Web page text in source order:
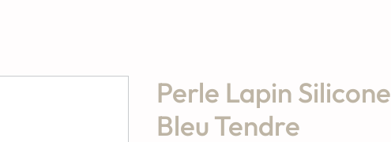
Perle Lapin Silicone
Bleu Tendre